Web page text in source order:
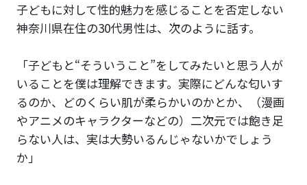
子どもに対して性的魅力を感じることを否定しない
神奈川県在住の30代男性は、次のように話す。
「子どもと“そういうこと”をしてみたいと思う人が
いることを僕は理解できます。実際にどんな匂いす
るのか、どのくらい肌が柔らかいのかとか、（漫画
やアニメのキャラクターなどの）二次元では飽き足
らない人は、実は大勢いるんじゃないかでしょう
か」